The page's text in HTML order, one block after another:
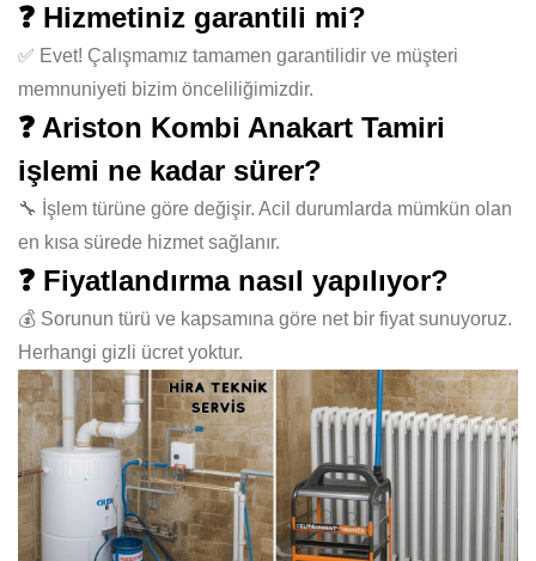
❓ Hizmetiniz garantili mi?
✅ Evet! Çalışmamız tamamen garantilidir ve müşteri
memnuniyeti bizim önceliliğimizdir.
❓ Ariston Kombi Anakart Tamiri
işlemi ne kadar sürer?
🔧 İşlem türüne göre değişir. Acil durumlarda mümkün olan
en kısa sürede hizmet sağlanır.
❓ Fiyatlandırma nasıl yapılıyor?
💰 Sorunun türü ve kapsamına göre net bir fiyat sunuyoruz.
Herhangi gizli ücret yoktur.